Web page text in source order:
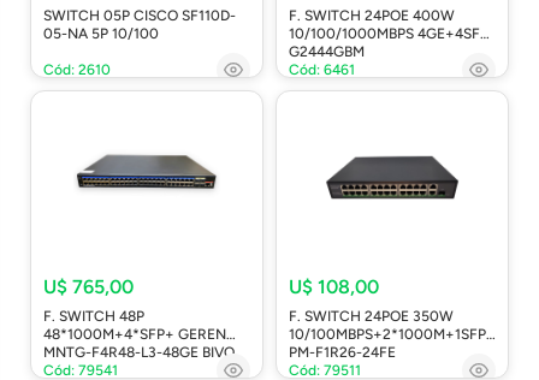
SWITCH 05P CISCO SF110D-
05-NA 5P 10/100
Cód: 2610
F. SWITCH 24POE 400W
10/100/1000MBPS 4GE+4SFP
G2444GBM
Cód: 6461
U$ 765,00
F. SWITCH 48P
48*1000M+4*SFP+ GEREN
MNTG-F4R48-L3-48GE BIVO
Cód: 79541
U$ 108,00
F. SWITCH 24POE 350W
10/100MBPS+2*1000M+1SFP
PM-F1R26-24FE
Cód: 79511